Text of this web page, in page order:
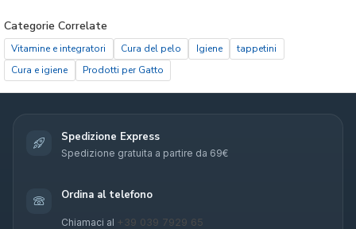
Categorie Correlate
Vitamine e integratori Cura del pelo Igiene
tappetini
Cura e igiene
Prodotti per Gatto
Spedizione Express
Spedizione gratuita a partire da 69€
Ordina al telefono
Chiamaci al +39 039 7929 65